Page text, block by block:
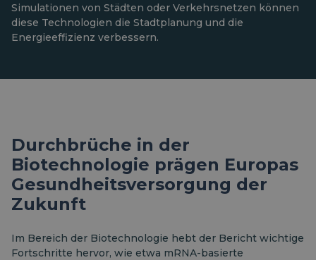
Simulationen von Städten oder Verkehrsnetzen können
diese Technologien die Stadtplanung und die
Energieeffizienz verbessern.
Durchbrüche in der
Biotechnologie prägen Europas
Gesundheitsversorgung der
Zukunft
Im Bereich der Biotechnologie hebt der Bericht wichtige
Fortschritte hervor, wie etwa mRNA-basierte